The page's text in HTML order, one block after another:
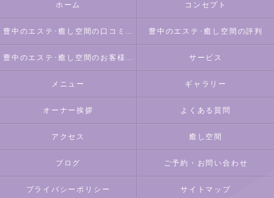
ホーム コンセプト
豊中のエステ･癒し空間の口コミ情報 豊中のエステ･癒し空間の評判
豊中のエステ･癒し空間のお客様の声 サービス
メニュー ギャラリー
オーナー挨拶 よくある質問
アクセス 癒し空間
ブログ ご予約・お問い合わせ
プライバシーポリシー サイトマップ